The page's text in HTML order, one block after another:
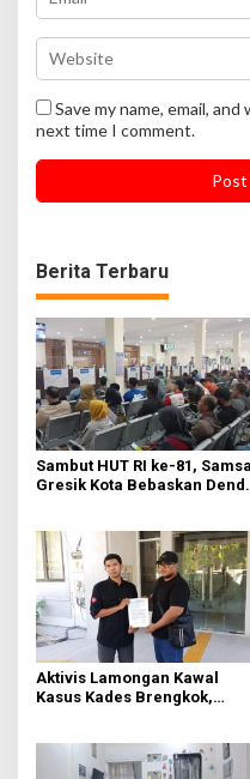
Save my name, email,
next time I comment.
Berita Terbaru
Sambut HUT RI ke-81,
Gresik Kota Bebaskan
Aktivis Lamongan Kawal
Kasus Kades Brengkok,